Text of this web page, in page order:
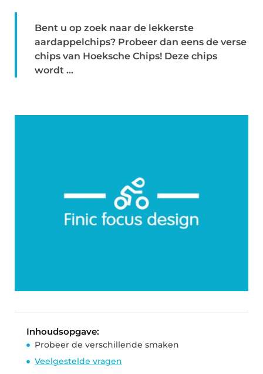
Bent u op zoek naar de lekkerste
aardappelchips? Probeer dan eens de verse
chips van Hoeksche Chips! Deze chips
wordt ...
Inhoudsopgave:
Probeer de verschillende smaken
Veelgestelde vragen